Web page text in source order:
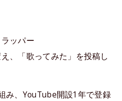
ッパー
、「歌ってみた」を投稿し
み、YouTube開設1年で登録